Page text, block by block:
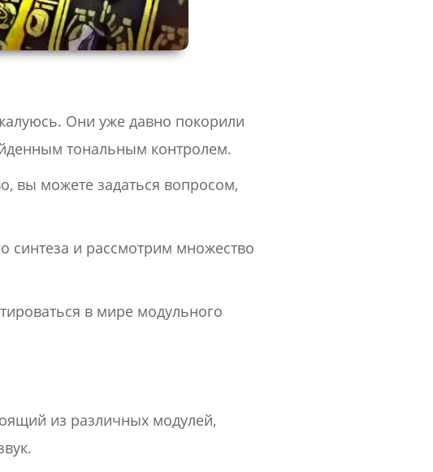
Они уже давно покорили
тональным контролем.
вы можете задаться вопросом,
синтеза и рассмотрим множество
в мире модульного
из различных модулей,